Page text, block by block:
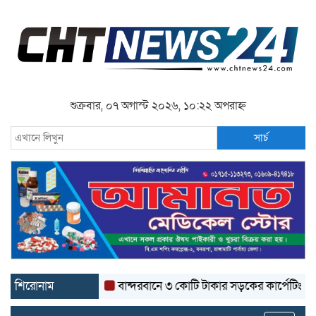
শুক্রবার, ০৭ অগাস্ট ২০২৬, ১০:২২ অপরাহ্ন
সার্চ
শিরোনাম বান্দরবানে ৩ কোটি টাকার সড়কের কার্পেটিং উঠে